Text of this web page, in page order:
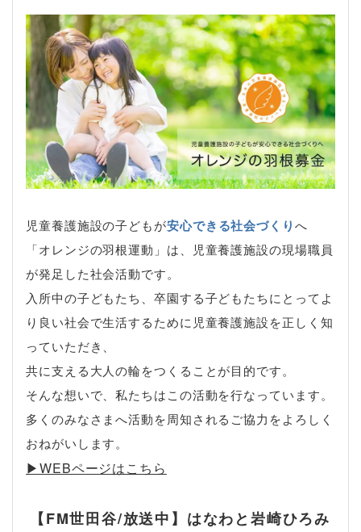
児童養護施設の子どもが安心できる社会づくりへ
「オレンジの羽根運動」は、児童養護施設の現場職員
が発足した社会活動です。
入所中の子どもたち、卒園する子どもたちにとってよ
り良い社会で生活するために児童養護施設を正しく知
っていただき、
共に支える大人の輪をつくることが目的です。
そんな想いで、私たちはこの活動を行なっています。
多くのみなさまへ活動を周知されるご協力をよろしく
おねがいします。
▶︎WEBページはこちら
【FM世田谷/放送中】はなわと岩崎ひろみ